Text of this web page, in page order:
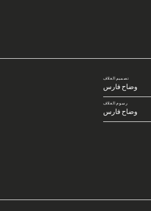
تصميم الغلاف
وضاح فارس
رسوم الغلاف
وضاح فارس